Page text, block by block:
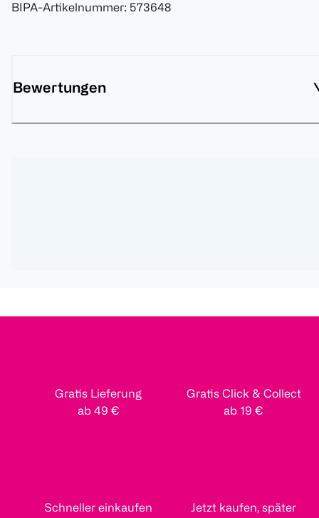
BIPA-Artikelnummer: 573648
Bewertungen
Gratis Lieferung
ab 49 €
Gratis Click & Collect
ab 19 €
Schneller einkaufen
Jetzt kaufen, später